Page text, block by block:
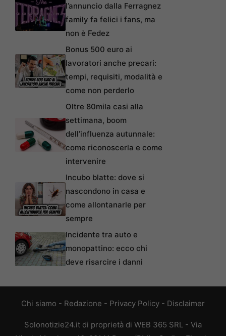
l’annuncio dalla Ferragnez
family fa felici i fans, ma
non è Fedez
Bonus 500 euro ai
lavoratori anche precari:
tempi, requisiti, modalità e
come non perderlo
Oltre 80mila casi alla
settimana, boom
dell’influenza autunnale:
come riconoscerla e come
intervenire
Incubo blatte: dove si
nascondono in casa e
come allontanarle per
sempre
Incidente tra auto e
monopattino: ecco chi
deve risarcire i danni
Chi siamo - Redazione - Privacy Policy - Disclaimer
Solonotizie24.it di proprietà di WEB 365 SRL - Via